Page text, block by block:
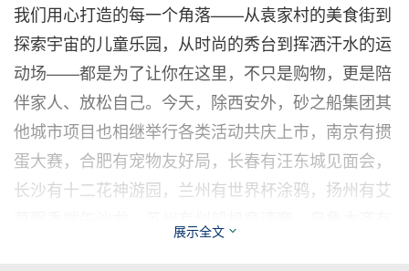
我们用心打造的每一个角落——从袁家村的美食街到
探索宇宙的儿童乐园，从时尚的秀台到挥洒汗水的运
动场——都是为了让你在这里，不只是购物，更是陪
伴家人、放松自己。今天，除西安外，砂之船集团其
他城市项目也相继举行各类活动共庆上市，南京有掼
蛋大赛，合肥有宠物友好局，长春有汪东城见面会，
长沙有十二花神游园，兰州有世界杯涂鸦，扬州有艾
展示全文